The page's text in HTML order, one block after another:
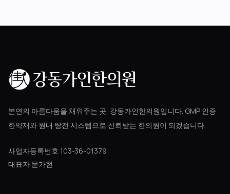
본연의 아름다움을 채워주는 곳, 강동가인한의원입니다. GMP 인증
한약재와 원내 탕전 시스템으로 신뢰받는 한의원이 되겠습니다.
사업자등록번호 103-36-01379
대표자 문가현